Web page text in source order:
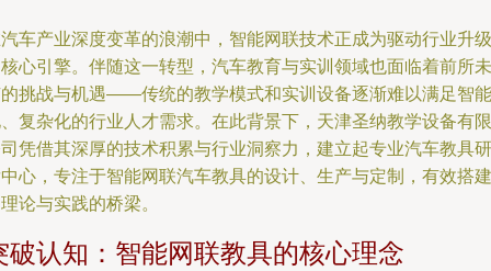
车产业深度变革的浪潮中，智能网联技术正成为驱动行业升级
心引擎。伴随这一转型，汽车教育与实训领域也面临着前所未
挑战与机遇——传统的教学模式和实训设备逐渐难以满足智能
复杂化的行业人才需求。在此背景下，天津圣纳教学设备有限
凭借其深厚的技术积累与行业洞察力，建立起专业汽车教具研
心，专注于智能网联汽车教具的设计、生产与定制，有效搭建
论与实践的桥梁。
破认知：智能网联教具的核心理念